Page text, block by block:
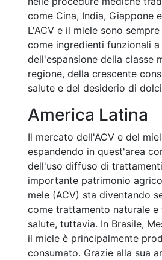
come Cina, India, Giappone
L'ACV e il miele sono
come ingredienti funzionali a
dell'espansione della classe
regione, della crescente
salute e del desiderio di
America Latina
Il mercato dell'ACV e del
espandendo in quest'area
dell'uso diffuso di
importante patrimonio
mele (ACV) sta diventando
come trattamento naturale e
salute, tuttavia. In Brasile,
il miele è principalmente
consumato. Grazie alla sua